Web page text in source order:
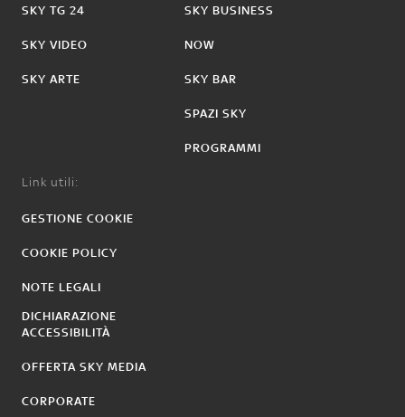
SKY TG 24
SKY VIDEO
SKY ARTE
SKY BUSINESS
NOW
SKY BAR
SPAZI SKY
PROGRAMMI
Link utili:
GESTIONE COOKIE
COOKIE POLICY
NOTE LEGALI
DICHIARAZIONE
ACCESSIBILITÀ
OFFERTA SKY MEDIA
CORPORATE